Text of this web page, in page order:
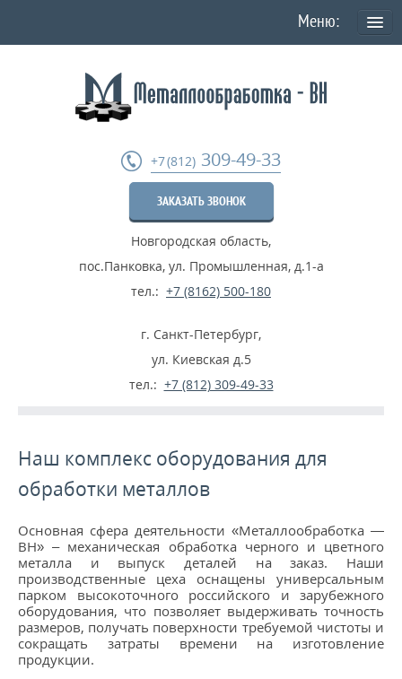
Политика конфиденциальности персональных данных
Фрезеровка деталей
Термообработка металла
ПРОИЗВОДСТВО
СТАТЬИ
Расточные работы
Фрезерная обработка
Услуги ЧПУ
Изготовление шестерен на заказ
+7 (812) 309-49-33
ЗАКАЗАТЬ ЗВОНОК
Новгородская область,
пос.Панковка, ул. Промышленная, д.1-а
тел.: +7 (8162) 500-180
г. Санкт-Петербург,
ул. Киевская д.5
тел.: +7 (812) 309-49-33
Наш комплекс оборудования для
обработки металлов
Основная сфера деятельности «Металлообработка —
ВН» – механическая обработка черного и цветного
металла и выпуск деталей на заказ. Наши
производственные цеха оснащены универсальным
парком высокоточного российского и зарубежного
оборудования, что позволяет выдерживать точность
размеров, получать поверхности требуемой чистоты и
сокращать затраты времени на изготовление
продукции.